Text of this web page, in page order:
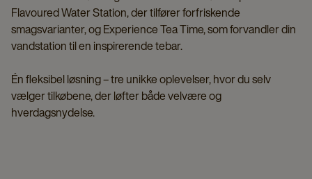
Flavoured Water Station, der tilfører forfriskende
smagsvarianter, og Experience Tea Time, som forvandler din
vandstation til en inspirerende tebar.
Én fleksibel løsning – tre unikke oplevelser, hvor du selv
vælger tilkøbene, der løfter både velvære og
hverdagsnydelse.